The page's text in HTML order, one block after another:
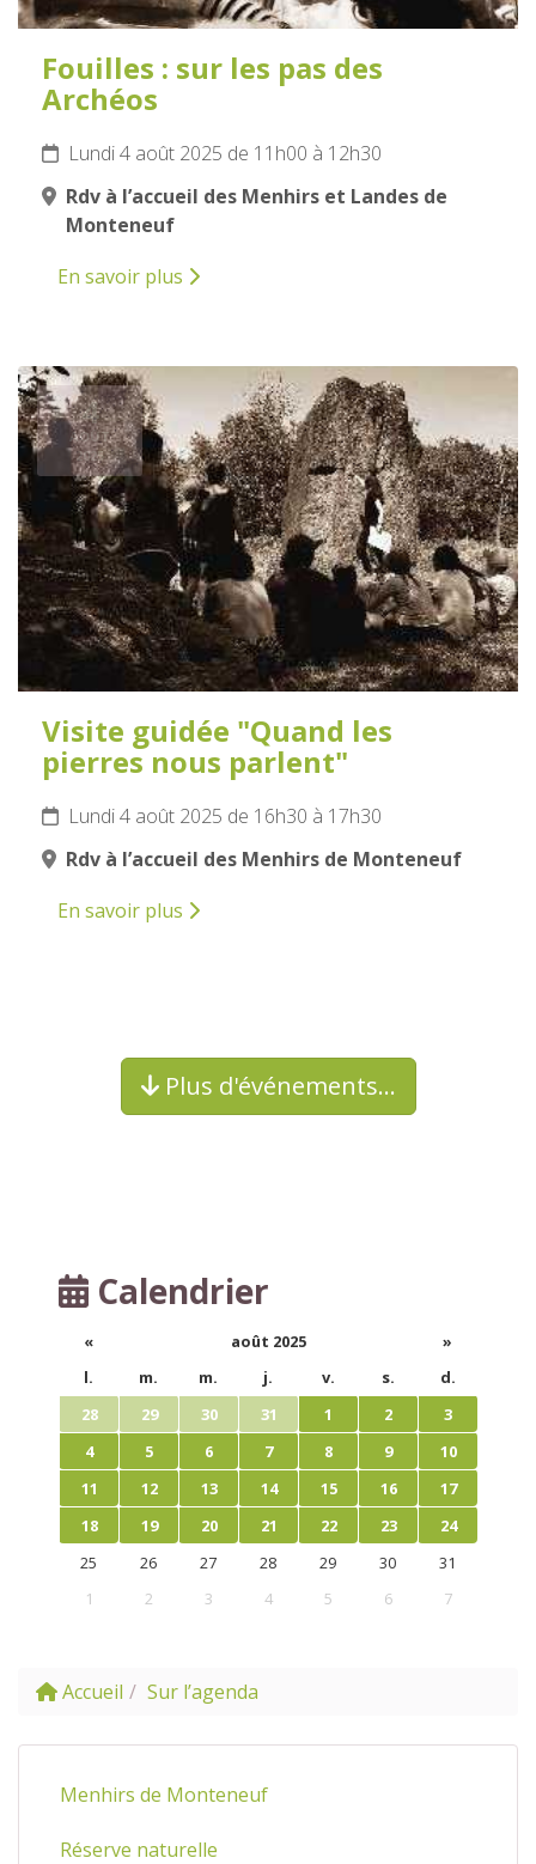
Fouilles : sur les pas des
Archéos
Lundi 4 août 2025 de 11h00 à 12h30
Rdv à l’accueil des Menhirs et Landes de
Monteneuf
En savoir plus
4
AOÛT
2025
Visite guidée "Quand les
pierres nous parlent"
Lundi 4 août 2025 de 16h30 à 17h30
Rdv à l’accueil des Menhirs de Monteneuf
En savoir plus
Plus d'événements…
Calendrier
« août 2025
»
l.
m. m. j. v. s.
d.
28
29 30 31 1 2
3
4
5 6 7 8 9
10
11
12 13 14 15 16
17
18
19 20 21 22 23
24
25
26 27 28 29 30
31
1
2 3 4 5 6 7
Accueil Sur l’agenda
Menhirs de Monteneuf
Réserve naturelle